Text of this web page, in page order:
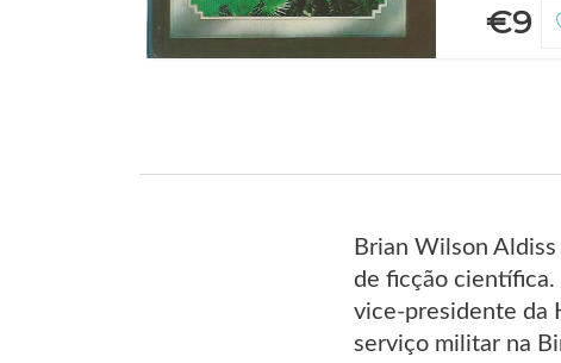
€9
Brian Wilson
de ficção
vice-presidente da
serviço militar na